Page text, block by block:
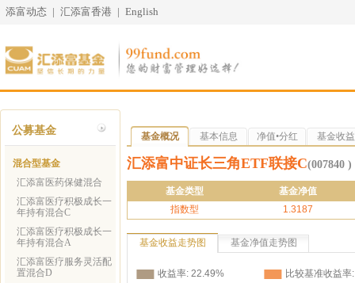
添富动态 | 汇添富香港 | English
公募基金
混合型基金
汇添富医药保健混合
汇添富医疗积极成长一
年持有混合C
汇添富医疗积极成长一
年持有混合A
汇添富医疗服务灵活配
置混合D
基金概况 基本信息 净值•分红 基金收益
汇添富中证长三角ETF联接C(007840 )
基金类型
基金净值
指数型
1.3187
基金收益走势图 基金净值走势图